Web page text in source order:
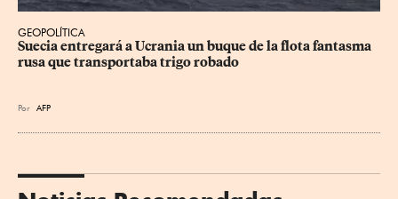
GEOPOLÍTICA
Suecia entregará a Ucrania un buque de la flota fantasma
rusa que transportaba trigo robado
Por AFP